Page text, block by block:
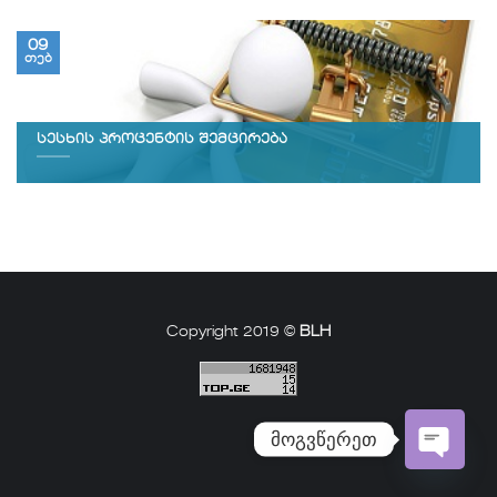
სესხის პროცენტის შემცირება
09
თებ
Copyright 2019 © BLH
მოგვწერეთ